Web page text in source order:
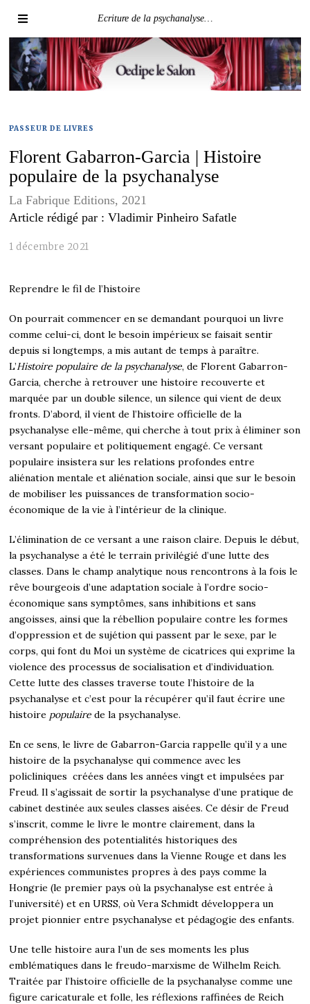
Ecriture de la psychanalyse…
PASSEUR DE LIVRES
Florent Gabarron-Garcia | Histoire
populaire de la psychanalyse
La Fabrique Editions, 2021
Article rédigé par : Vladimir Pinheiro Safatle
1 décembre 2021
Reprendre le fil de l’histoire
On pourrait commencer en se demandant pourquoi un livre
comme celui-ci, dont le besoin impérieux se faisait sentir
depuis si longtemps, a mis autant de temps à paraître.
L’Histoire populaire de la psychanalyse, de Florent Gabarron-
Garcia, cherche à retrouver une histoire recouverte et
marquée par un double silence, un silence qui vient de deux
fronts. D’abord, il vient de l’histoire officielle de la
psychanalyse elle-même, qui cherche à tout prix à éliminer son
versant populaire et politiquement engagé. Ce versant
populaire insistera sur les relations profondes entre
aliénation mentale et aliénation sociale, ainsi que sur le besoin
de mobiliser les puissances de transformation socio-
économique de la vie à l’intérieur de la clinique.
L’élimination de ce versant a une raison claire. Depuis le début,
la psychanalyse a été le terrain privilégié d’une lutte des
classes. Dans le champ analytique nous rencontrons à la fois le
rêve bourgeois d’une adaptation sociale à l’ordre socio-
économique sans symptômes, sans inhibitions et sans
angoisses, ainsi que la rébellion populaire contre les formes
d’oppression et de sujétion qui passent par le sexe, par le
corps, qui font du Moi un système de cicatrices qui exprime la
violence des processus de socialisation et d’individuation.
Cette lutte des classes traverse toute l’histoire de la
psychanalyse et c’est pour la récupérer qu’il faut écrire une
histoire populaire de la psychanalyse.
En ce sens, le livre de Gabarron-Garcia rappelle qu’il y a une
histoire de la psychanalyse qui commence avec les
policliniques créées dans les années vingt et impulsées par
Freud. Il s’agissait de sortir la psychanalyse d’une pratique de
cabinet destinée aux seules classes aisées. Ce désir de Freud
s’inscrit, comme le livre le montre clairement, dans la
compréhension des potentialités historiques des
transformations survenues dans la Vienne Rouge et dans les
expériences communistes propres à des pays comme la
Hongrie (le premier pays où la psychanalyse est entrée à
l’université) et en URSS, où Vera Schmidt développera un
projet pionnier entre psychanalyse et pédagogie des enfants.
Une telle histoire aura l’un de ses moments les plus
emblématiques dans le freudo-marxisme de Wilhelm Reich.
Traitée par l’histoire officielle de la psychanalyse comme une
figure caricaturale et folle, les réflexions raffinées de Reich